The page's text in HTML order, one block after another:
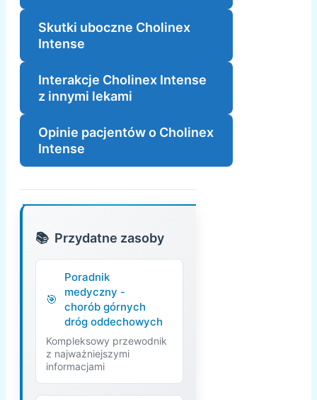
Skutki uboczne Cholinex
Intense
Interakcje Cholinex Intense
z innymi lekami
Opinie pacjentów o Cholinex
Intense
Przydatne zasoby
Poradnik
medyczny -
chorób górnych
dróg oddechowych
Kompleksowy przewodnik
z najważniejszymi
informacjami